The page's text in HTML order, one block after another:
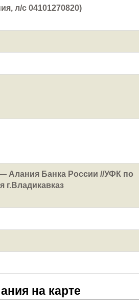
л/с 04101270820)
Алания Банка России //УФК по
г.Владикавказ
на карте